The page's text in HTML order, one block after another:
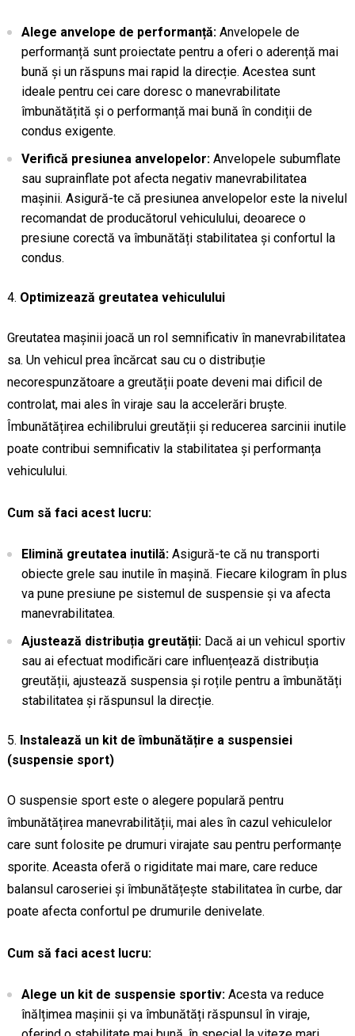
Alege anvelope de performanță:Anvelopele de
performanță sunt proiectate pentru a oferi o aderență mai
bună și un răspuns mai rapid la direcție. Acestea sunt
ideale pentru cei care doresc o manevrabilitate
îmbunătățită și o performanță mai bună în condiții de
condus exigente.
Verifică presiunea anvelopelor:Anvelopele subumflate
sau suprainflate pot afecta negativ manevrabilitatea
mașinii. Asigură-te că presiunea anvelopelor este la nivelul
recomandat de producătorul vehiculului, deoarece o
presiune corectă va îmbunătăți stabilitatea și confortul la
condus.
Optimizează greutatea vehiculului
Greutatea mașinii joacă un rol semnificativ în manevrabilitatea
sa. Un vehicul prea încărcat sau cu o distribuție
necorespunzătoare a greutății poate deveni mai dificil de
controlat, mai ales în viraje sau la accelerări bruște.
Îmbunătățirea echilibrului greutății și reducerea sarcinii inutile
poate contribui semnificativ la stabilitatea și performanța
vehiculului.
Cum să faci acest lucru:
Elimină greutatea inutilă:Asigură-te că nu transporti
obiecte grele sau inutile în mașină. Fiecare kilogram în plus
va pune presiune pe sistemul de suspensie și va afecta
manevrabilitatea.
Ajustează distribuția greutății:Dacă ai un vehicul sportiv
sau ai efectuat modificări care influențează distribuția
greutății, ajustează suspensia și roțile pentru a îmbunătăți
stabilitatea și răspunsul la direcție.
Instalează un kit de îmbunătățire a suspensiei
(suspensie sport)
O suspensie sport este o alegere populară pentru
îmbunătățirea manevrabilității, mai ales în cazul vehiculelor
care sunt folosite pe drumuri virajate sau pentru performanțe
sporite. Aceasta oferă o rigiditate mai mare, care reduce
balansul caroseriei și îmbunătățește stabilitatea în curbe, dar
poate afecta confortul pe drumurile denivelate.
Cum să faci acest lucru:
Alege un kit de suspensie sportiv:Acesta va reduce
înălțimea mașinii și va îmbunătăți răspunsul în viraje,